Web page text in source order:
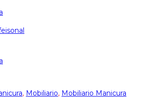
, Mobiliario, Mobiliario Manicura